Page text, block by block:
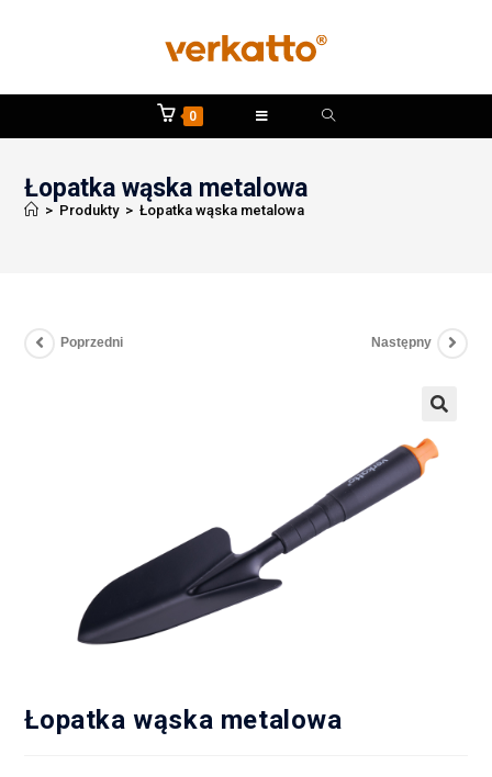
0
Łopatka wąska metalowa
> Produkty > Łopatka wąska metalowa
Poprzedni Następny
Łopatka wąska metalowa